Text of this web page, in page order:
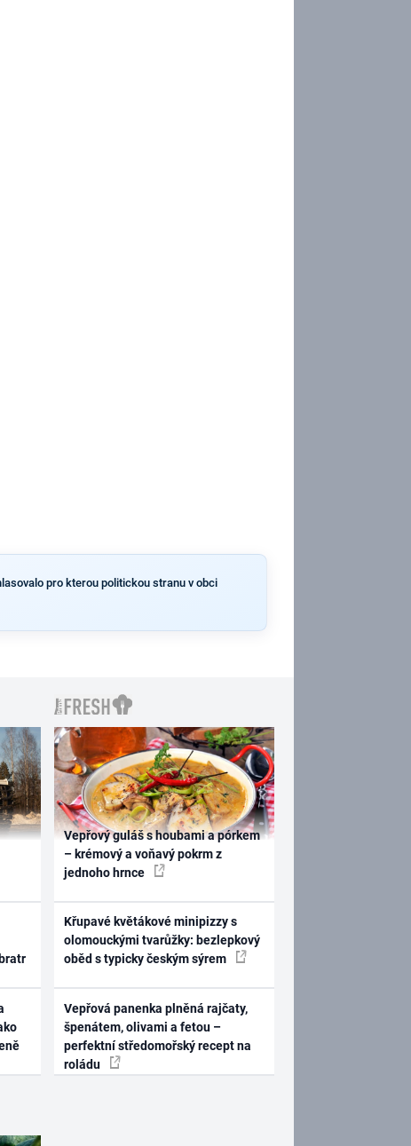
pro kterou politickou stranu v obci
Vepřový guláš s houbami a pórkem
– krémový a voňavý pokrm z
jednoho hrnce
Křupavé květákové minipizzy s
olomouckými tvarůžky: bezlepkový
oběd s typicky českým sýrem
Vepřová panenka plněná rajčaty,
špenátem, olivami a fetou –
perfektní středomořský recept na
roládu